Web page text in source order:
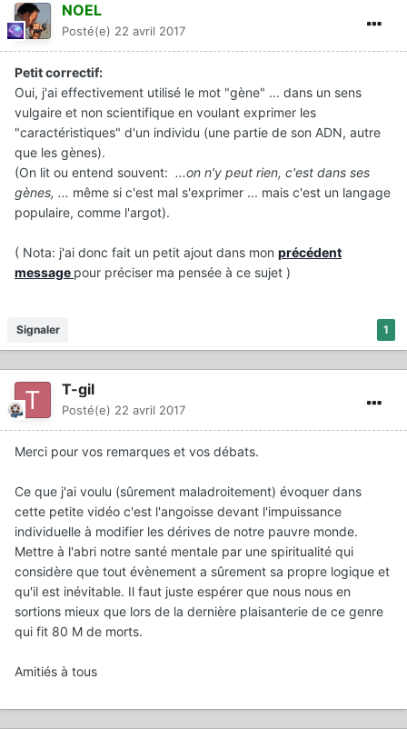
NOEL
Posté(e) 22 avril 2017
Petit correctif:
Oui, j'ai effectivement utilisé le mot "gène" ... dans un sens
vulgaire et non scientifique en voulant exprimer les
"caractéristiques" d'un individu (une partie de son ADN, autre
que les gènes).
(On lit ou entend souvent: ...on n'y peut rien, c'est dans ses
gènes, ... même si c'est mal s'exprimer ... mais c'est un langage
populaire, comme l'argot).
( Nota: j'ai donc fait un petit ajout dans mon précédent
message pour préciser ma pensée à ce sujet )
1
Signaler
T-gil
Posté(e) 22 avril 2017
Merci pour vos remarques et vos débats.
Ce que j'ai voulu (sûrement maladroitement) évoquer dans
cette petite vidéo c'est l'angoisse devant l'impuissance
individuelle à modifier les dérives de notre pauvre monde.
Mettre à l'abri notre santé mentale par une spiritualité qui
considère que tout évènement a sûrement sa propre logique et
qu'il est inévitable. Il faut juste espérer que nous nous en
sortions mieux que lors de la dernière plaisanterie de ce genre
qui fit 80 M de morts.
Amitiés à tous